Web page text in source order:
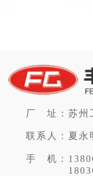
厂 址：苏州
联系人： 夏永
手 机：